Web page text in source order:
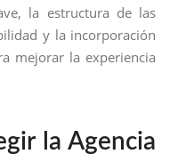
la estructura de las
y la incorporación
mejorar la experiencia
la Agencia